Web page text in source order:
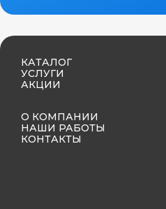
КАТАЛОГ
УСЛУГИ
АКЦИИ
О КОМПАНИИ
НАШИ РАБОТЫ
КОНТАКТЫ